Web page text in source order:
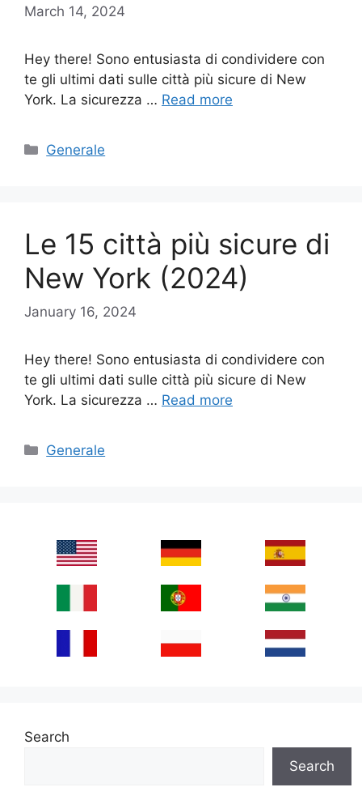
March 14, 2024
Hey there! Sono entusiasta di condividere con
te gli ultimi dati sulle città più sicure di New
York. La sicurezza … Read more
Categories
Generale
Le 15 città più sicure di
New York (2024)
January 16, 2024
Hey there! Sono entusiasta di condividere con
te gli ultimi dati sulle città più sicure di New
York. La sicurezza … Read more
Categories
Generale
Search
Search